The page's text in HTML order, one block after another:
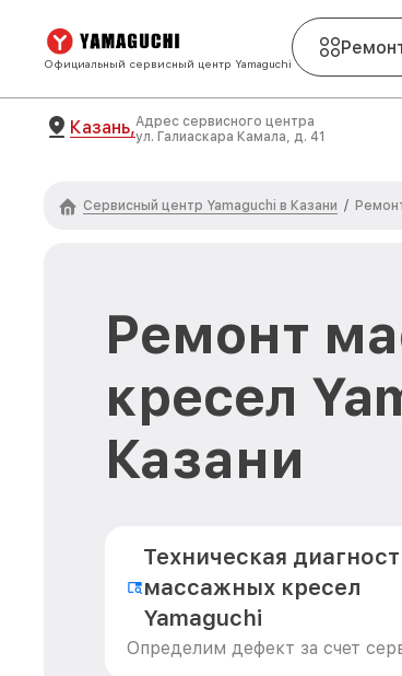
Официальный сервисный центр Yamaguchi
Казань,Адрес сервисного центра
ул. Галиаскара Камала, д. 41
Сервисный центр Yamaguchi в Казани /
Ремонт
кресел
Казани
Техническая
массажных кресел
Yamaguchi
Определим дефект за счет